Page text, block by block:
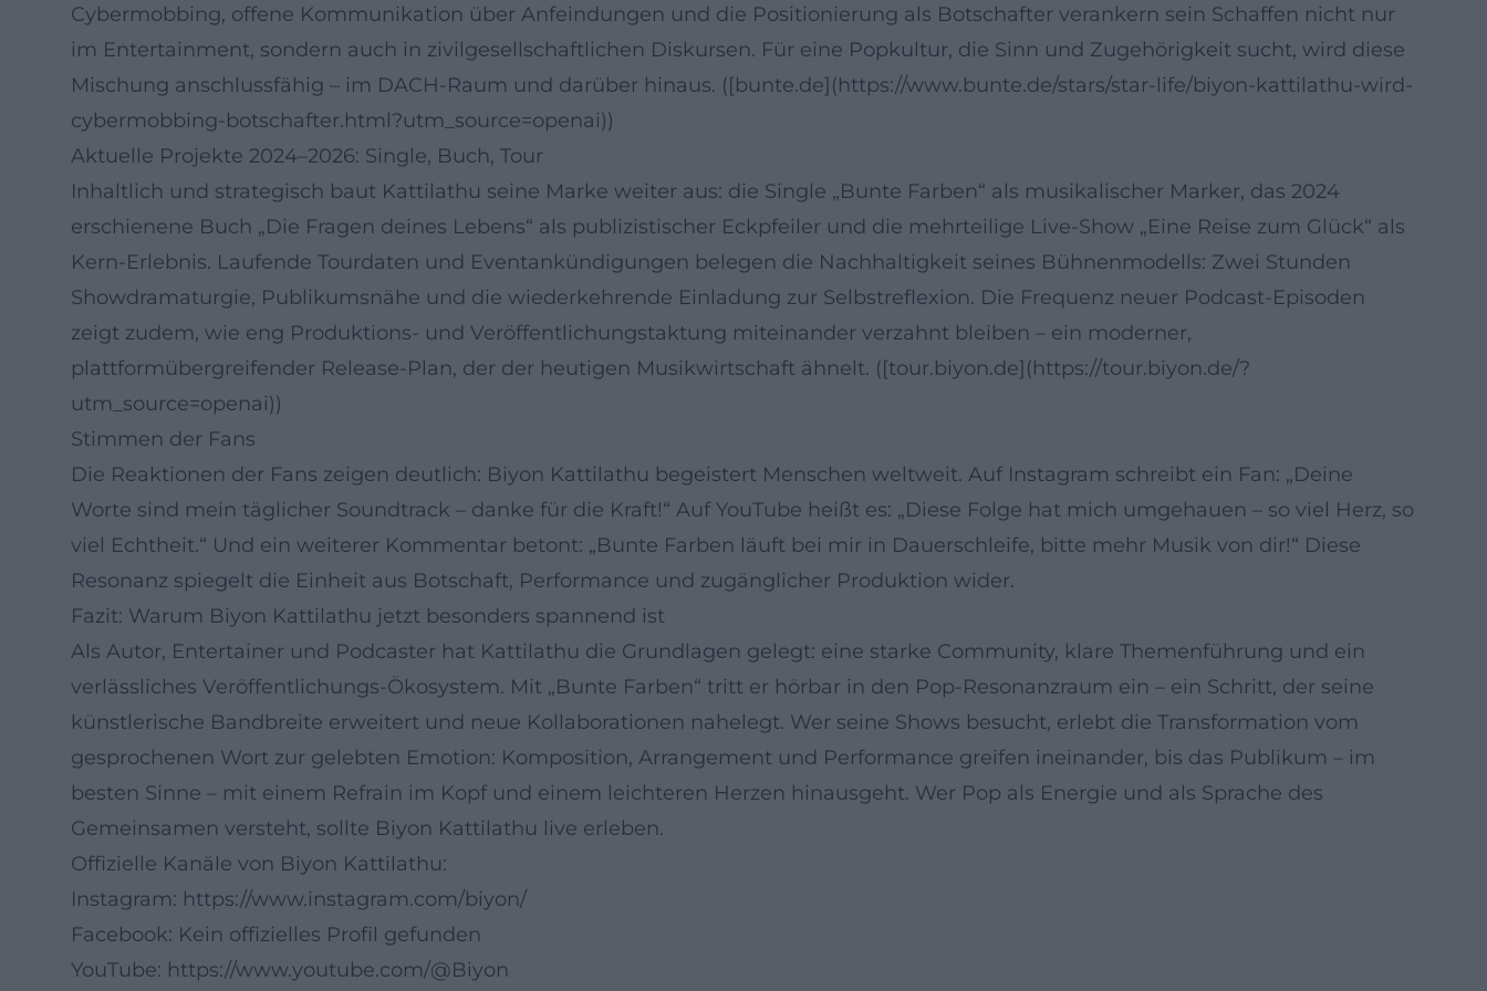
Cybermobbing, offene Kommunikation über Anfeindungen und die Positionierung als Botschafter verankern sein Schaffen nicht nur
im Entertainment, sondern auch in zivilgesellschaftlichen Diskursen. Für eine Popkultur, die Sinn und Zugehörigkeit sucht, wird diese
Mischung anschlussfähig – im DACH-Raum und darüber hinaus. ([bunte.de](https://www.bunte.de/stars/star-life/biyon-kattilathu-wird-
cybermobbing-botschafter.html?utm_source=openai))
Aktuelle Projekte 2024–2026: Single, Buch, Tour
Inhaltlich und strategisch baut Kattilathu seine Marke weiter aus: die Single „Bunte Farben“ als musikalischer Marker, das 2024
erschienene Buch „Die Fragen deines Lebens“ als publizistischer Eckpfeiler und die mehrteilige Live-Show „Eine Reise zum Glück“ als
Kern-Erlebnis. Laufende Tourdaten und Eventankündigungen belegen die Nachhaltigkeit seines Bühnenmodells: Zwei Stunden
Showdramaturgie, Publikumsnähe und die wiederkehrende Einladung zur Selbstreflexion. Die Frequenz neuer Podcast-Episoden
zeigt zudem, wie eng Produktions- und Veröffentlichungstaktung miteinander verzahnt bleiben – ein moderner,
plattformübergreifender Release-Plan, der der heutigen Musikwirtschaft ähnelt. ([tour.biyon.de](https://tour.biyon.de/?
utm_source=openai))
Stimmen der Fans
Die Reaktionen der Fans zeigen deutlich: Biyon Kattilathu begeistert Menschen weltweit. Auf Instagram schreibt ein Fan: „Deine
Worte sind mein täglicher Soundtrack – danke für die Kraft!“ Auf YouTube heißt es: „Diese Folge hat mich umgehauen – so viel Herz, so
viel Echtheit.“ Und ein weiterer Kommentar betont: „Bunte Farben läuft bei mir in Dauerschleife, bitte mehr Musik von dir!“ Diese
Resonanz spiegelt die Einheit aus Botschaft, Performance und zugänglicher Produktion wider.
Fazit: Warum Biyon Kattilathu jetzt besonders spannend ist
Als Autor, Entertainer und Podcaster hat Kattilathu die Grundlagen gelegt: eine starke Community, klare Themenführung und ein
verlässliches Veröffentlichungs-Ökosystem. Mit „Bunte Farben“ tritt er hörbar in den Pop-Resonanzraum ein – ein Schritt, der seine
künstlerische Bandbreite erweitert und neue Kollaborationen nahelegt. Wer seine Shows besucht, erlebt die Transformation vom
gesprochenen Wort zur gelebten Emotion: Komposition, Arrangement und Performance greifen ineinander, bis das Publikum – im
besten Sinne – mit einem Refrain im Kopf und einem leichteren Herzen hinausgeht. Wer Pop als Energie und als Sprache des
Gemeinsamen versteht, sollte Biyon Kattilathu live erleben.
Offizielle Kanäle von Biyon Kattilathu:
Instagram: https://www.instagram.com/biyon/
Facebook: Kein offizielles Profil gefunden
YouTube: https://www.youtube.com/@Biyon